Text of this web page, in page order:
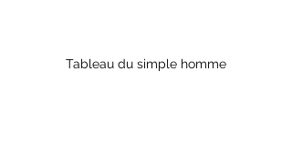
Tableau du simple homme